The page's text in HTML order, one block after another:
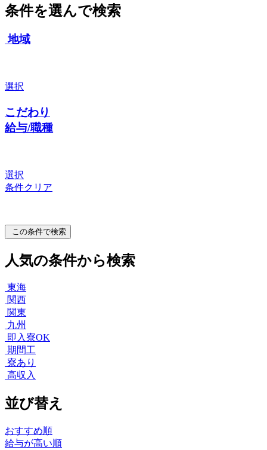
条件を選んで検索
地域
選択
こだわり
給与/職種
選択
条件クリア
この条件で検索
人気の条件から検索
東海
関西
関東
九州
即入寮OK
期間工
寮あり
高収入
並び替え
おすすめ順
給与が高い順